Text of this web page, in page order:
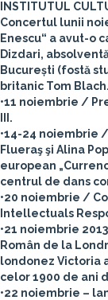
INSTITUTUL
Concertul lunii
Enescu“ a avut-o
Dizdari,
București (fostă
britanic Tom Blach.
•11 noiembrie /
III.
•14-24 noiembrie
Flueraş şi Alina
european
centrul de dans
•20 noiembrie /
Intellectuals
•21 noiembrie
Român de la
londonez Victoria
celor 1900 de ani
•22 noiembrie –